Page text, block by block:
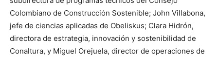
Colombiano de Construcción Sostenible; John Villabona,
jefe de ciencias aplicadas de Obeliskus; Clara Hidrón,
directora de estrategia, innovación y sostenibilidad de
Conaltura, y Miguel Orejuela, director de operaciones de